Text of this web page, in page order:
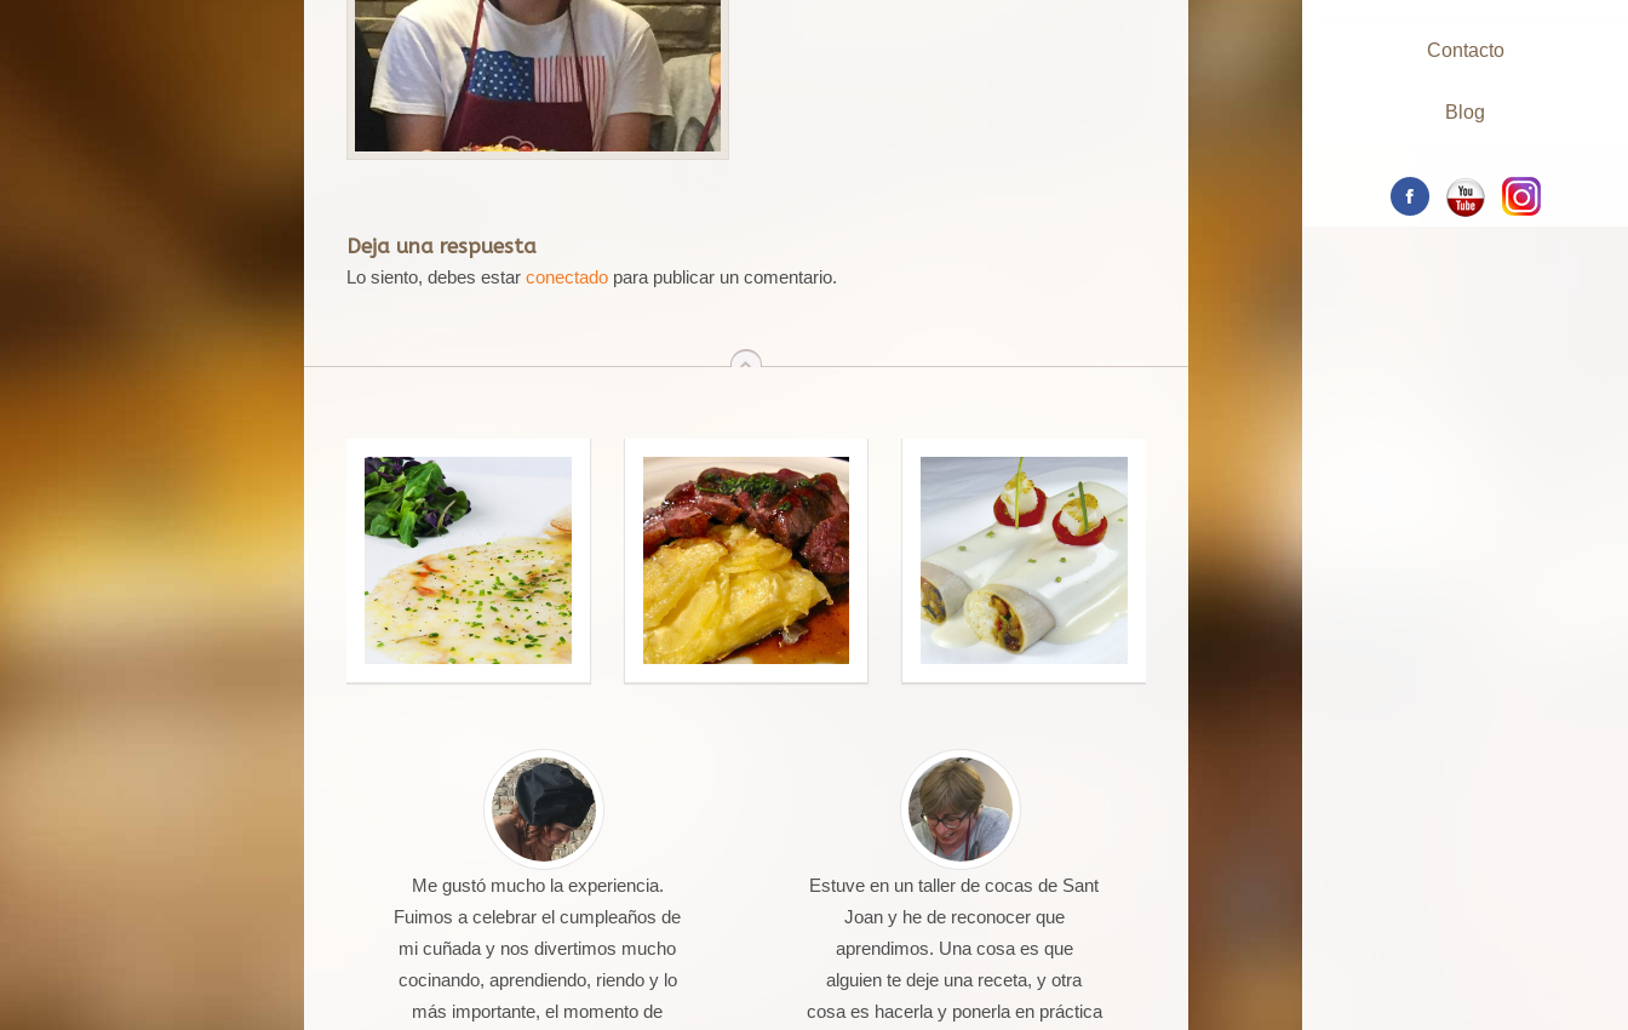
Contacto
Blog
Deja una respuesta
Lo siento, debes estar conectado para publicar un comentario.
arriba
Me gustó mucho la experiencia.
Fuimos a celebrar el cumpleaños de
mi cuñada y nos divertimos mucho
cocinando, aprendiendo, riendo y lo
más importante, el momento de
Estuve en un taller de cocas de Sant
Joan y he de reconocer que
aprendimos. Una cosa es que
alguien te deje una receta, y otra
cosa es hacerla y ponerla en práctica